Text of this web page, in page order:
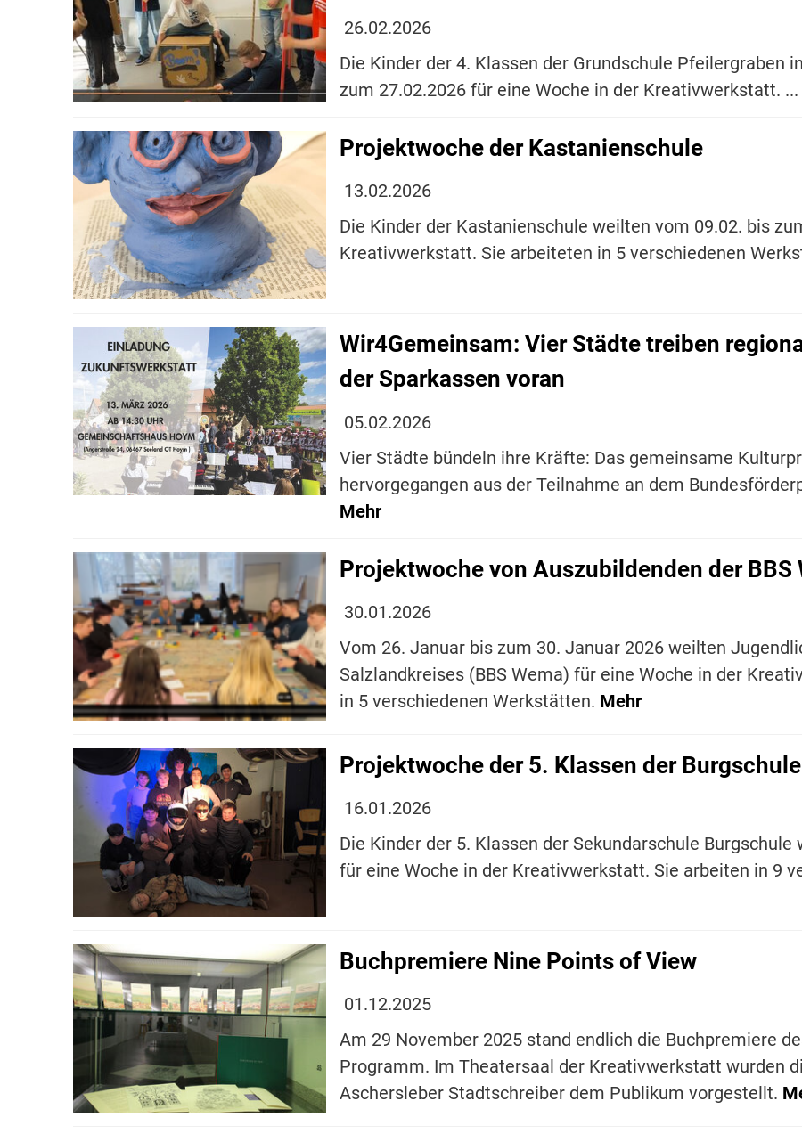
26.02.2026
Die Kinder der 4. Klassen der Grundschule Pfeilergraben
zum 27.02.2026 für eine Woche in der Kreativwerkstatt. ...
Projektwoche der Kastanienschule
13.02.2026
Die Kinder der Kastanienschule weilten vom 09.02. bis
Kreativwerkstatt. Sie arbeiteten in 5 verschiedenen
Wir4Gemeinsam: Vier Städte treiben
der Sparkassen voran
05.02.2026
Vier Städte bündeln ihre Kräfte: Das gemeinsame
hervorgegangen aus der Teilnahme an dem
Mehr
Projektwoche von Auszubildenden der
30.01.2026
Vom 26. Januar bis zum 30. Januar 2026 weilten
Salzlandkreises (BBS Wema) für eine Woche in der
in 5 verschiedenen Werkstätten. Mehr
Projektwoche der 5. Klassen der
16.01.2026
Die Kinder der 5. Klassen der Sekundarschule
für eine Woche in der Kreativwerkstatt. Sie arbeiten in 9
Buchpremiere Nine Points of View
01.12.2025
Am 29 November 2025 stand endlich die Buchpremiere
Programm. Im Theatersaal der Kreativwerkstatt wurden
Aschersleber Stadtschreiber dem Publikum vorgestellt.